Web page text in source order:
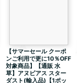
【サマーセール クーポ
ンご利用で更に10％OFF
対象商品】【通販 水
草】アヌビアス スター
ダスト(輸入品)【1ポッ